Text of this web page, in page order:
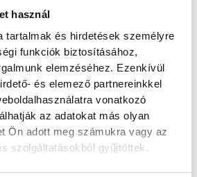
használ
tartalmak és hirdetések személyre
funkciók biztosításához,
elemzéséhez. Ezenkívül
és elemező partnereinkkel
vonatkozó
az adatokat más olyan
Ön adott meg számukra vagy az
szolgáltatásokból gyűjtöttek.
száma közel 3000.